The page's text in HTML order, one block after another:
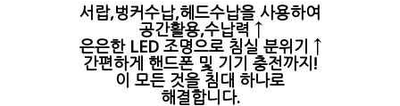
서랍,벙커수납,헤드수납을 사용하여
공간활용,수납력 ↑
은은한 LED 조명으로 침실 분위기 ↑
간편하게 핸드폰 및 기기 충전까지!
이 모든 것을 침대 하나로
해결합니다.